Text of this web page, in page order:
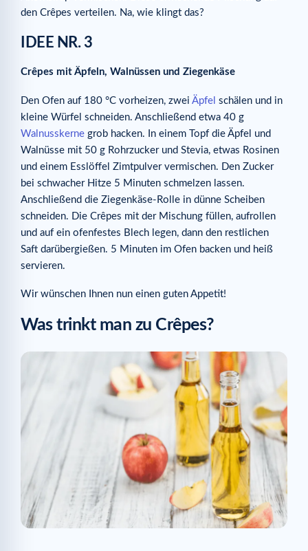
den Crêpes verteilen. Na, wie klingt das?
IDEE NR. 3
Crêpes mit Äpfeln, Walnüssen und Ziegenkäse
Den Ofen auf 180 °C vorheizen, zwei Äpfel schälen und in
kleine Würfel schneiden. Anschließend etwa 40 g
Walnusskerne grob hacken. In einem Topf die Äpfel und
Walnüsse mit 50 g Rohrzucker und Stevia, etwas Rosinen
und einem Esslöffel Zimtpulver vermischen. Den Zucker
bei schwacher Hitze 5 Minuten schmelzen lassen.
Anschließend die Ziegenkäse-Rolle in dünne Scheiben
schneiden. Die Crêpes mit der Mischung füllen, aufrollen
und auf ein ofenfestes Blech legen, dann den restlichen
Saft darübergießen. 5 Minuten im Ofen backen und heiß
servieren.
Wir wünschen Ihnen nun einen guten Appetit!
Was trinkt man zu Crêpes?